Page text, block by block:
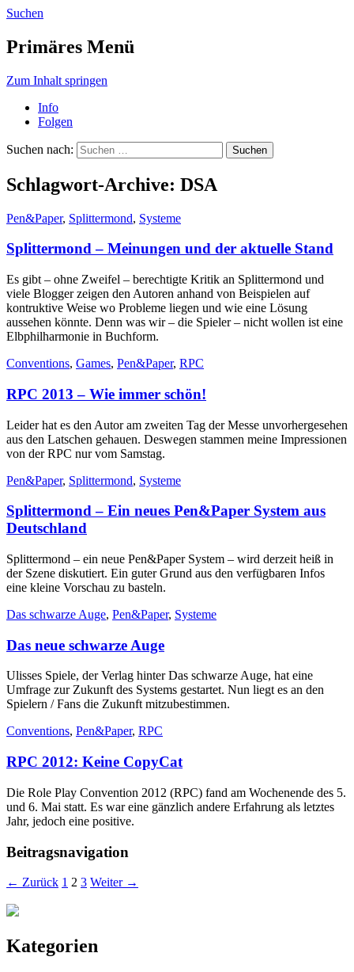
NerdImpact
Suchen
Primäres Menü
Zum Inhalt springen
Info
Folgen
Suchen nach:
Schlagwort-Archive: DSA
Pen&Paper, Splittermond, Systeme
Splittermond – Meinungen und der aktuelle Stand
Es gibt – ohne Zweifel – berechtigte Kritik an Splittermond und
viele Blogger zeigen den Autoren anhand von Beispielen auf
kontruktive Weise wo Probleme liegen und wie eine Lösung
aussehen könnte. Denn was wir – die Spieler – nicht wollen ist eine
Elbphilharmonie in Buchform.
Conventions, Games, Pen&Paper, RPC
RPC 2013 – Wie immer schön!
Leider hat es den Autor am zweiten Tag der Messe unvorhergesehen
aus den Latschen gehauen. Deswegen stammen meine Impressionen
von der RPC nur vom Samstag.
Pen&Paper, Splittermond, Systeme
Splittermond – Ein neues Pen&Paper System aus
Deutschland
Splittermond – ein neue Pen&Paper System – wird derzeit heiß in
der Szene diskutiert. Ein guter Grund aus den verfügbaren Infos
eine kleine Vorschau zu basteln.
Das schwarze Auge, Pen&Paper, Systeme
Das neue schwarze Auge
Ulisses Spiele, der Verlag hinter Das schwarze Auge, hat eine
Umfrage zur Zukunft des Systems gestartet. Nun liegt es an den
Spielern / Fans die Zukunft mitzubestimmen.
Conventions, Pen&Paper, RPC
RPC 2012: Keine CopyCat
Die Role Play Convention 2012 (RPC) fand am Wochenende des 5.
und 6. Mai statt. Es war eine gänzlich andere Erfahrung als letztes
Jahr, jedoch eine positive.
Beitragsnavigation
← Zurück 1 2 3 Weiter →
Kategorien